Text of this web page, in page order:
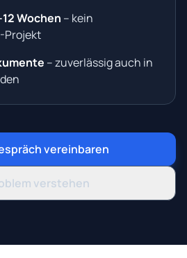
Wochen – kein
Projekt
– zuverlässig auch in
vereinbaren
verstehen